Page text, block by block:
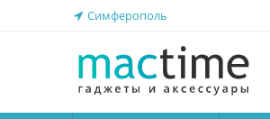
Симферополь